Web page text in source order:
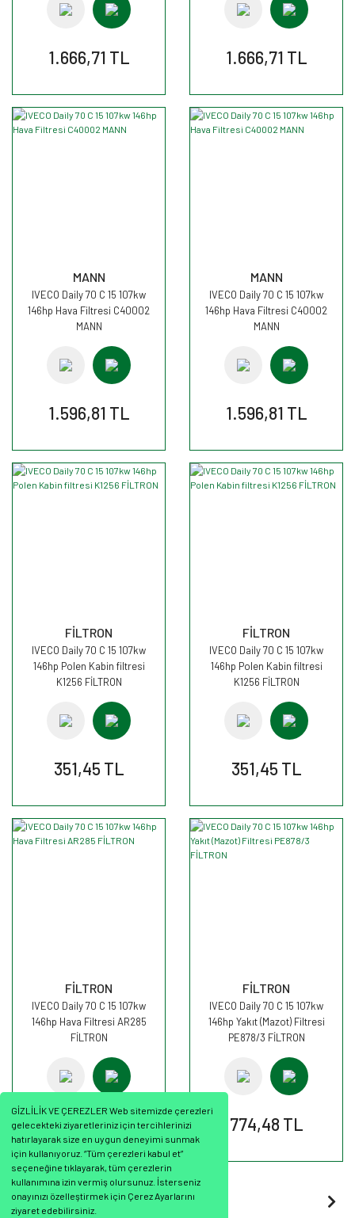
GİZLİLİK VE ÇEREZLER Web sitemizde çerezleri
gelecekteki ziyaretleriniz için tercihlerinizi
hatırlayarak size en uygun deneyimi sunmak
için kullanıyoruz. “Tüm çerezleri kabul et”
seçeneğine tıklayarak, tüm çerezlerin
kullanımına izin vermiş olursunuz. İsterseniz
onayınızı özelleştirmek için Çerez Ayarlarını
ziyaret edebilirsiniz.
1.666,71 TL 1.666,71 TL
MANN
IVECO Daily 70 C 15 107kw
146hp Hava Filtresi C40002
MANN
1.596,81 TL
MANN
IVECO Daily 70 C 15 107kw
146hp Hava Filtresi C40002
MANN
1.596,81 TL
FİLTRON
IVECO Daily 70 C 15 107kw
146hp Polen Kabin filtresi
K1256 FİLTRON
351,45 TL
FİLTRON
IVECO Daily 70 C 15 107kw
146hp Polen Kabin filtresi
K1256 FİLTRON
351,45 TL
FİLTRON
IVECO Daily 70 C 15 107kw
146hp Hava Filtresi AR285
FİLTRON
928,51 TL
FİLTRON
IVECO Daily 70 C 15 107kw
146hp Yakıt (Mazot) Filtresi
PE878/3 FİLTRON
774,48 TL
1 2